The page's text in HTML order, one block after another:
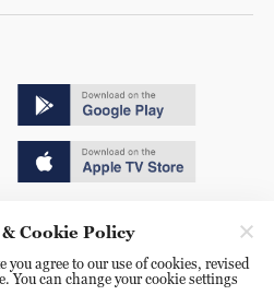
号
Cookie Policy
agree to our use of cookies, revised
You can change your cookie settings